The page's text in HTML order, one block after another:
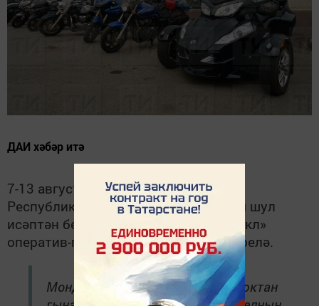
ДАИ хәбәр итә
7-13 август көннәрендә Татарстан
Республикасы территориясендә һәм шул
исәптән безнең районда да «Мотоцикл»
оператив-профилактик чарасы үткәрелә.
Мондый төр чараларны үткәрү юктан